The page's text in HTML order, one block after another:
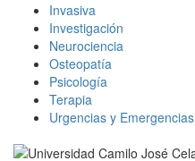
Invasiva
Investigación
Neurociencia
Osteopatía
Psicología
Terapia
Urgencias y Emergencias